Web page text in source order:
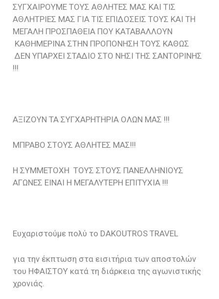
ΣΥΓΧΑΙΡΟΥΜΕ ΤΟΥΣ ΑΘΛΗΤΕΣ ΜΑΣ ΚΑΙ ΤΙΣ
ΑΘΛΗΤΡΙΕΣ ΜΑΣ ΓΙΑ ΤΙΣ ΕΠΙΔΟΣΕΙΣ ΤΟΥΣ ΚΑΙ ΤΗ
ΜΕΓΑΛΗ ΠΡΟΣΠΑΘΕΙΑ ΠΟΥ ΚΑΤΑΒΑΛΛΟΥΝ
ΚΑΘΗΜΕΡΙΝΑ ΣΤΗΝ ΠΡΟΠΟΝΗΣΗ ΤΟΥΣ ΚΑΘΩΣ
ΔΕΝ ΥΠΑΡΧΕΙ ΣΤΑΔΙΟ ΣΤΟ ΝΗΣΙ ΤΗΣ ΣΑΝΤΟΡΙΝΗΣ
!!!
ΑΞΙΖΟΥΝ ΤΑ ΣΥΓΧΑΡΗΤΗΡΙΑ ΟΛΩΝ ΜΑΣ !!!
ΜΠΡΑΒΟ ΣΤΟΥΣ ΑΘΛΗΤΕΣ ΜΑΣ!!!
Η ΣΥΜΜΕΤΟΧΗ ΤΟΥΣ ΣΤΟΥΣ ΠΑΝΕΛΛΗΝΙΟΥΣ
ΑΓΩΝΕΣ ΕΙΝΑΙ Η ΜΕΓΑΛΥΤΕΡΗ ΕΠΙΤΥΧΙΑ !!!
Ευχαριστούμε πολύ το DAKOUTROS TRAVEL
για την έκπτωση στα εισιτήρια των αποστολών
του ΗΦΑΙΣΤΟΥ κατά τη διάρκεια της αγωνιστικής
χρονιάς.